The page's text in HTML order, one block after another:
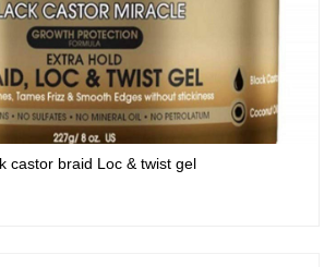
castor braid Loc & twist gel